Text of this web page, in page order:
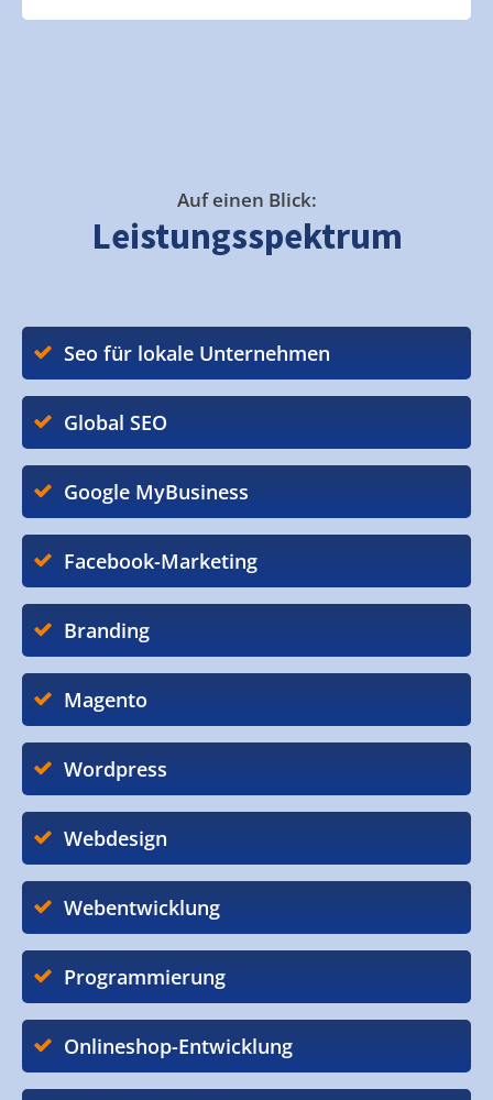
Auf einen Blick:
Leistungsspektrum
Seo für lokale Unternehmen
Global SEO
Google MyBusiness
Facebook-Marketing
Branding
Magento
Wordpress
Webdesign
Webentwicklung
Programmierung
Onlineshop-Entwicklung